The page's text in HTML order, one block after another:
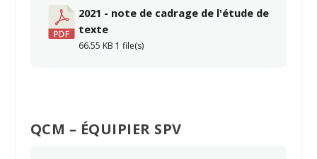
2021 - note de cadrage de l'étude de
texte
66.55 KB 1 file(s)
QCM – ÉQUIPIER SPV